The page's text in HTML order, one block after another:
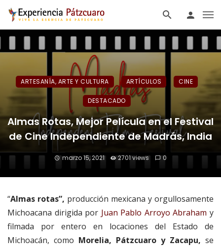
ARTESANÍA, ARTE Y CULTURA ARTÍCULOS CINE
DESTACADO
Almas Rotas, Mejor Película en el Festival
de Cine Independiente de Madrás, India
marzo 15, 2021 2701 views 0
“Almas rotas”, producción mexicana y orgullosamente
Michoacana dirigida por Juan Pablo Arroyo Abraham y
filmada por entero en locaciones del Estado de
Michoacán, como Morelia, Pátzcuaro y Zacapu, se